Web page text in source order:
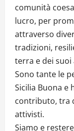
comunità
lucro, per
attraverso
tradizioni,
terra e dei suoi
Sono tante le
Sicilia Buona
contributo, tra
attivisti.
Siamo e